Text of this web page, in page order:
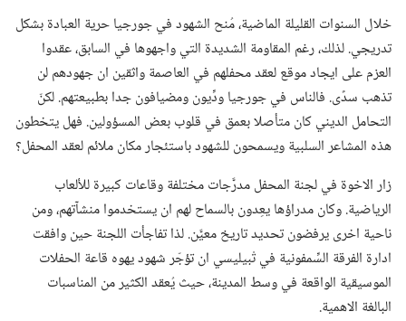
خلال السنوات القليلة الماضية،‏ مُنح الشهود في جورجيا حرية العبادة بشكل
تدريجي.‏ لذلك،‏ رغم المقاومة الشديدة التي واجهوها في السابق،‏ عقدوا
العزم على ايجاد موقع لعقد محفلهم في العاصمة واثقين ان جهودهم لن
تذهب سدًى.‏ فالناس في جورجيا ودِّيون ومضيافون جدا بطبيعتهم.‏ لكنّ
التحامل الديني كان متأصلا بعمق في قلوب بعض المسؤولين.‏ فهل يتخطون
هذه المشاعر السلبية ويسمحون للشهود باستئجار مكان ملائم لعقد المحفل؟‏
زار الاخوة في لجنة المحفل مدرَّجات مختلفة وقاعات كبيرة للألعاب
الرياضية.‏ وكان مدراؤها يعِدون بالسماح لهم ان يستخدموا منشآتهم،‏ ومن
ناحية اخرى يرفضون تحديد تاريخ معيَّن.‏ لذا تفاجأت اللجنة حين وافقت
ادارة الفرقة السِّمفونية في تْبيليسي ان تؤجّر شهود يهوه قاعة الحفلات
الموسيقية الواقعة في وسط المدينة،‏ حيث يُعقد الكثير من المناسبات
البالغة الاهمية.‏